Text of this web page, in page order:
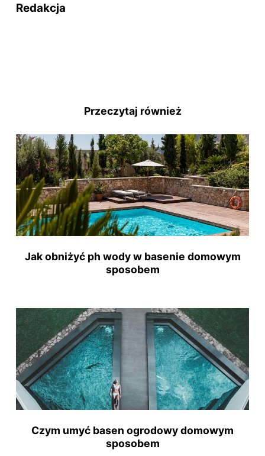
Redakcja
Przeczytaj również
Jak obniżyć ph wody w basenie domowym
sposobem
Czym umyć basen ogrodowy domowym
sposobem